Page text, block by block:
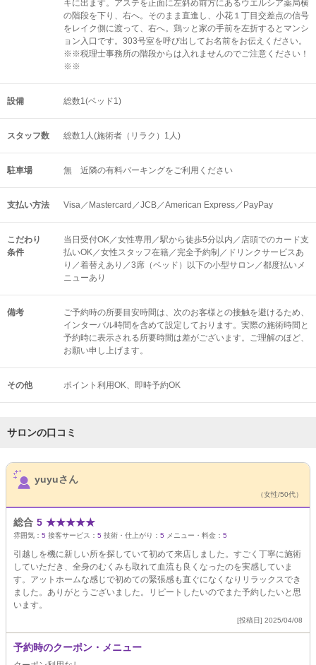
キに出ます。アステを正面に左斜め前方にあるウエルシア薬局横
の階段を下り、右へ。そのまま直進し、小花１丁目交差点の信号
をレイク側に渡って、右へ。鶏ッと家の手前を左折するとマンシ
ョン入口です。303号室を呼び出してお名前をお伝えください。
※※税理士事務所の階段からは入れませんのでご注意ください！
※※
設備 総数1(ベッド1)
スタッフ数 総数1人(施術者（リラク）1人)
駐車場 無 近隣の有料パーキングをご利用ください
支払い方法 Visa／Mastercard／JCB／American Express／PayPay
こだわり
条件
当日受付OK／女性専用／駅から徒歩5分以内／店頭でのカード支
払いOK／女性スタッフ在籍／完全予約制／ドリンクサービスあ
り／着替えあり／3席（ベッド）以下の小型サロン／都度払いメ
ニューあり
備考
ご予約時の所要目安時間は、次のお客様との接触を避けるため、
インターバル時間を含めて設定しております。実際の施術時間と
予約時に表示される所要時間は差がございます。ご理解のほど、
お願い申し上げます。
その他 ポイント利用OK 即時予約OK
サロンの口コミ
サロンPick Up
yuyuさん
（女性/50代）
総合 5 ★★★★★
雰囲気： 5 接客サービス： 5 技術・仕上がり： 5 メニュー・料金： 5
引越しを機に新しい所を探していて初めて来店しました。すごく丁寧に施術
していただき、全身のむくみも取れて血流も良くなったのを実感していま
す。アットホームな感じで初めての緊張感も直ぐになくなりリラックスでき
ました。ありがとうございました。リピートしたいのでまた予約したいと思
います。
[投稿日] 2025/04/08
予約時のクーポン・メニュー